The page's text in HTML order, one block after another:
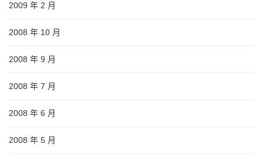
2009 年 2 月
2008 年 10 月
2008 年 9 月
2008 年 7 月
2008 年 6 月
2008 年 5 月